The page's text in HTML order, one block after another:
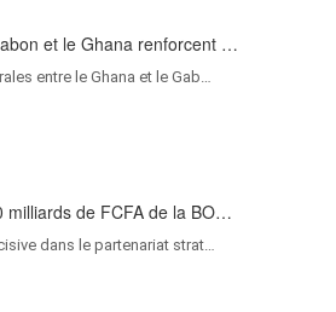
et le Ghana renforcent …
entre le Ghana et le Gab…
milliards de FCFA de la BO…
dans le partenariat strat…